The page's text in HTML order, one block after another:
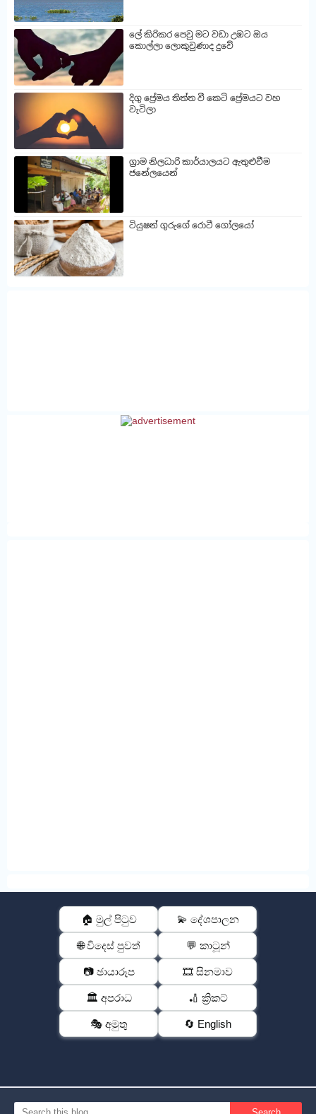
ලේ කිරිකර පෙවු මට වඩා උඹට ඔය
කොල්ලා ලොකුවුණාද දුවේ
දිගු ප්‍රේමය තිත්ත වී කෙටි ප්‍රේමයට වහ
වැටිලා
ග්‍රාම නිලධාරි කාර්යාලයට ඇතුළුවීම
ජනේලයෙන්
ටියුෂන් ගුරුගේ රොටී ගෝලයෝ
🏠 මුල් පිටුව 💫 දේශපාලන
🌐 විදෙස් පුවත් 💬 කාටූන්
📷 ඡායාරූප 🎞️ සිනමාව
🏛️ අපරාධ 🏏 ක්‍රිකට්
🎭 අමුතු 🔄 English